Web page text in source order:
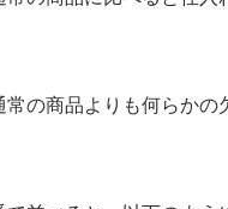
の商品よりも何らかの